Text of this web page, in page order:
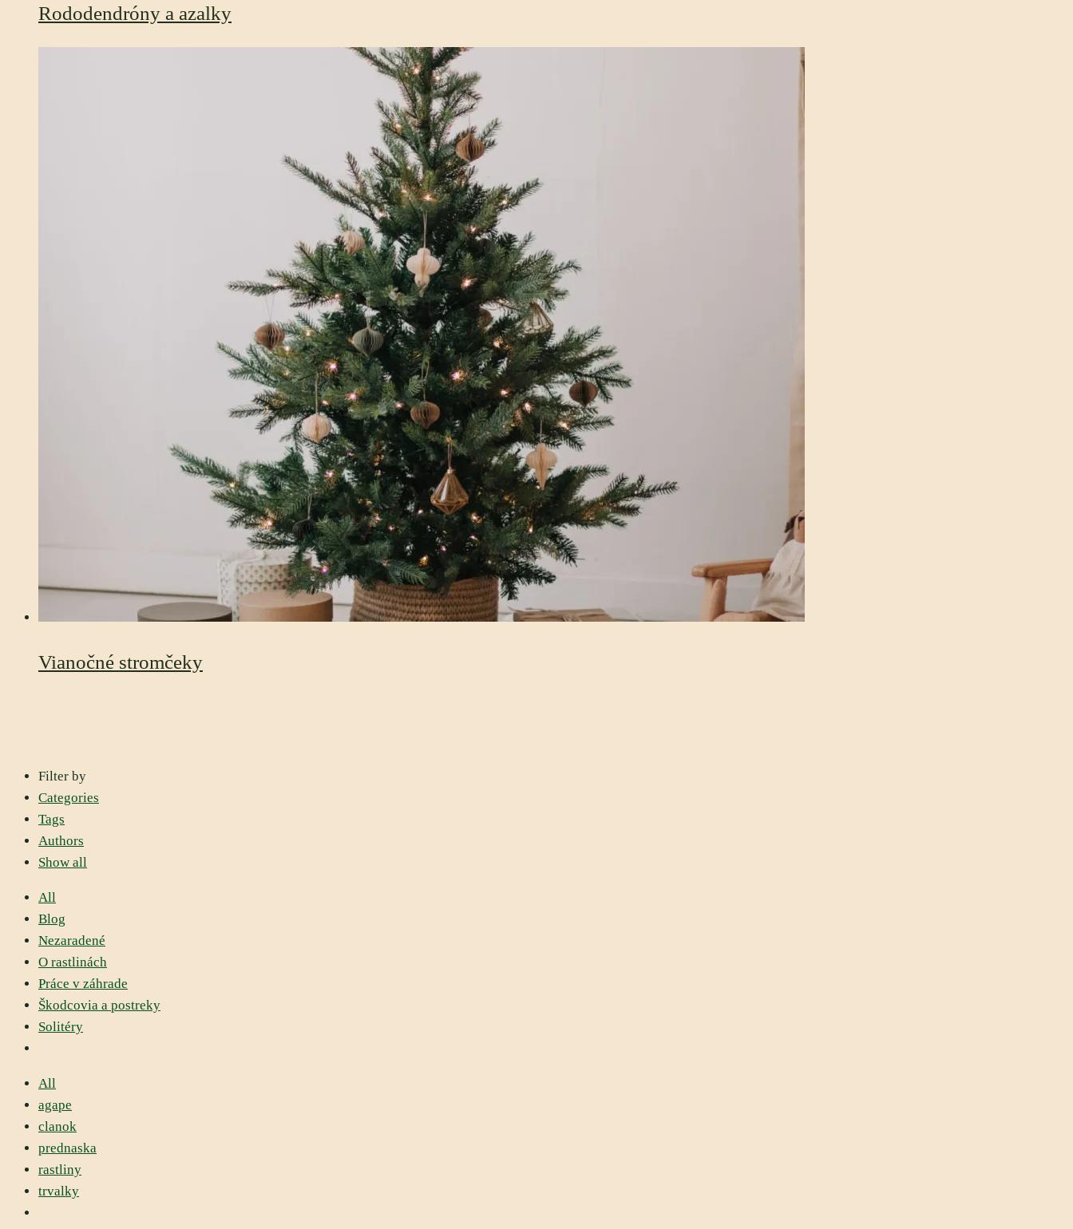
Rododendróny a azalky
Vianočné stromčeky
Filter by
Categories
Tags
Authors
Show all
All
Blog
Nezaradené
O rastlinách
Práce v záhrade
Škodcovia a postreky
Solitéry
All
agape
clanok
prednaska
rastliny
trvalky